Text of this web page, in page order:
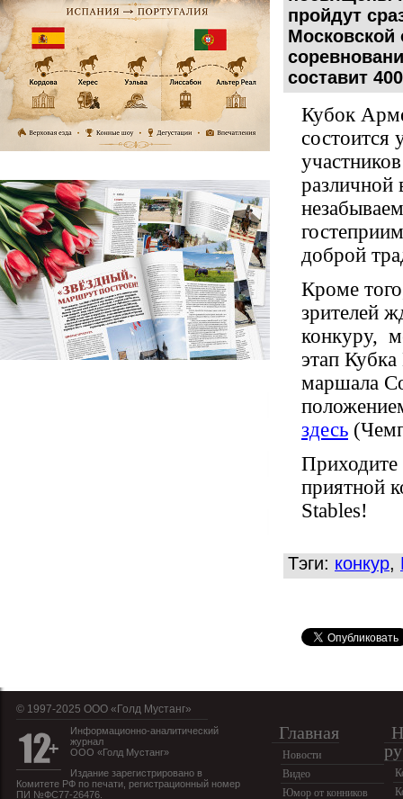
пройдут
Московской
составит
Кубок
состоится
различной
доброй
Кроме
зрителей
конкуру,
этап
маршала
здесь
Приходите
приятной
Stables!
Тэги: конкур,
© 1997-2025 OOO «Голд Мустанг»
Информационно-аналитический
журнал
ООО «Голд Мустанг»
Издание зарегистрировано в
Комитете РФ по печати, регистрационный номер
ПИ №ФС77-26476.
Главная
Новости
Видео
Юмор от конников